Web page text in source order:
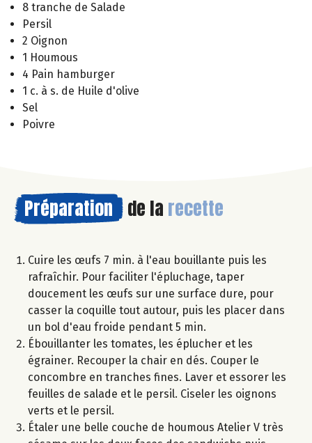
8 tranche de Salade
Persil
2 Oignon
1 Houmous
4 Pain hamburger
1 c. à s. de Huile d'olive
Sel
Poivre
Préparation de la recette
Cuire les œufs 7 min. à l'eau bouillante puis les
rafraîchir. Pour faciliter l'épluchage, taper
doucement les œufs sur une surface dure, pour
casser la coquille tout autour, puis les placer dans
un bol d'eau froide pendant 5 min.
Ébouillanter les tomates, les éplucher et les
égrainer. Recouper la chair en dés. Couper le
concombre en tranches fines. Laver et essorer les
feuilles de salade et le persil. Ciseler les oignons
verts et le persil.
Étaler une belle couche de houmous Atelier V très